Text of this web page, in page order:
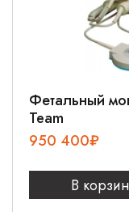
Фетальный
Team
950 400₽
В